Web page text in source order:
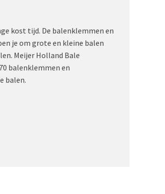
kost tijd. De balenklemmen en
je om grote en kleine balen
Meijer Holland Bale
balenklemmen en
balen.